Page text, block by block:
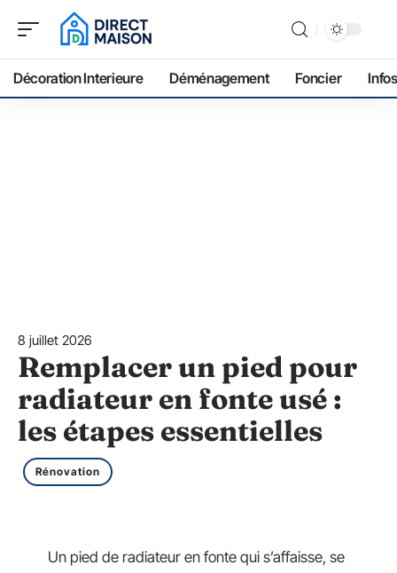
Décoration Interieure Déménagement Foncier Infos
8 juillet 2026
Remplacer un pied pour
radiateur en fonte usé :
les étapes essentielles
Rénovation
Un pied de radiateur en fonte qui s’affaisse, se